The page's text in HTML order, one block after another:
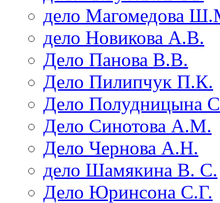
дело Магомедова
дело Новикова А.В.
Дело Панова В.В.
Дело Пилипчук П.К.
Дело Полудницына
Дело Синотова А.М.
Дело Чернова А.Н.
дело Шамякина В. С.
Дело Юринсона С.Г.